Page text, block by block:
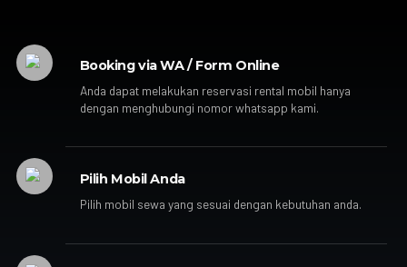
Booking via WA / Form Online
Anda dapat melakukan reservasi rental mobil hanya
dengan menghubungi nomor whatsapp kami.
Pilih Mobil Anda
Pilih mobil sewa yang sesuai dengan kebutuhan anda.